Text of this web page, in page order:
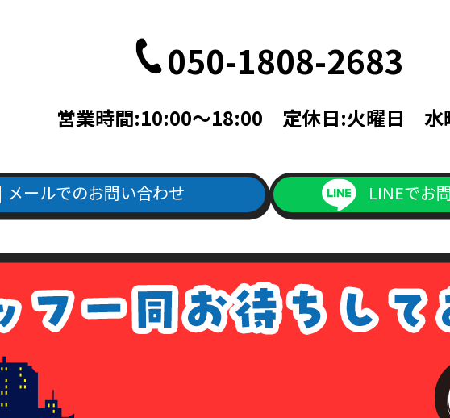
ので、現住所が記載されている面の写しを含むこと。（国際運転免許証は除く）
金領収書・公共料金請求書は、発行日より3ヵ月以内で、現住所が記載されているもの
続き方法
紙
に必要事項をご記入の上、上記本人確認書類の(1)～(4)のいずれかの写しを添付の上
用紙は、こちらよりダウンロード出来ます）
申請書
削除請求書
を頂いた場合、1回につき書留送料440円分の切手を申請書類に同封して下さい。
いる場合、及び手数料が同封されていなかった場合は、その旨をご連絡させて頂きま
合につきましては、各種請求はなかったものとして処理させて頂きますので、あらか
ることが出来ない場合について
050-1808-2683
営業時間:10:00～18:00 定休日:火曜日 水
メールでのお問い合わせ LINEでお